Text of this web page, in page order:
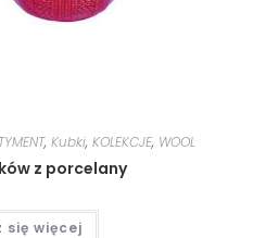
, Kubki, KOLEKCJE, WOOL
z porcelany
się więcej